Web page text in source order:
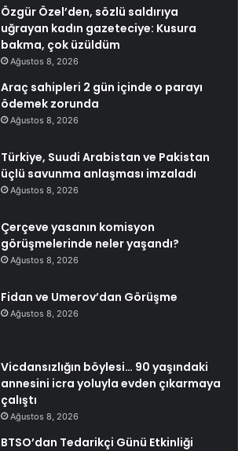
Özgür Özel’den, sözlü saldırıya
uğrayan kadın gazeteciye: Kusura
bakma, çok üzüldüm
Ağustos 8, 2026
Araç sahipleri 2 gün içinde o parayı
ödemek zorunda
Ağustos 8, 2026
Türkiye, Suudi Arabistan ve Pakistan
üçlü savunma anlaşması imzaladı
Ağustos 8, 2026
Çerçeve yasanın komisyon
görüşmelerinde neler yaşandı?
Ağustos 8, 2026
Fidan ve Umerov’dan Görüşme
Ağustos 8, 2026
Vicdansızlığın böylesi… 90 yaşındaki
annesini icra yoluyla evden çıkarmaya
çalıştı
Ağustos 8, 2026
BTSO’dan Tedarikçi Günü Etkinliği